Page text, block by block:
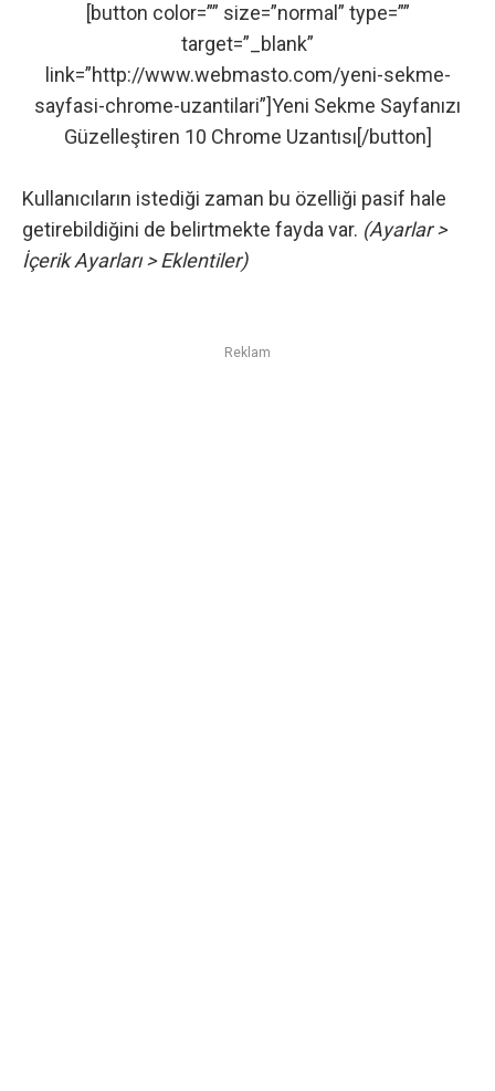
[button color=”” size=”normal” type=””
target=”_blank”
link=”http://www.webmasto.com/yeni-sekme-
sayfasi-chrome-uzantilari”]Yeni Sekme Sayfanızı
Güzelleştiren 10 Chrome Uzantısı[/button]
Kullanıcıların istediği zaman bu özelliği pasif hale
getirebildiğini de belirtmekte fayda var. (Ayarlar >
İçerik Ayarları > Eklentiler)
Reklam